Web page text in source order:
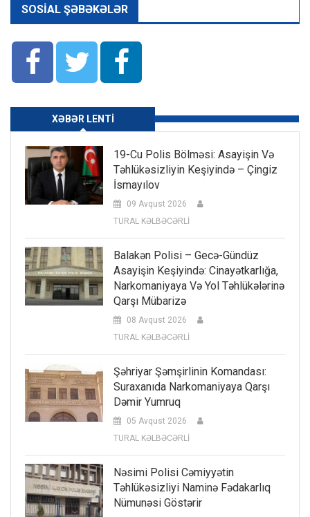
SOSIAL ŞƏBƏKƏLƏR
XƏBƏR LENTI
19-Cu Polis Bölməsi: Asayişin Və
Təhlükəsizliyin Keşiyində – Çingiz
İsmayılov
09 Avqust 2026
TURAL KƏLBƏCƏRLİ
Balakən Polisi – Gecə-Gündüz
Asayişin Keşiyində: Cinayətkarlığa,
Narkomaniyaya Və Yol Təhlükələrinə
Qarşı Mübarizə
08 Avqust 2026
TURAL KƏLBƏCƏRLİ
Şəhriyar Şəmşirlinin Komandası:
Suraxanıda Narkomaniyaya Qarşı
Dəmir Yumruq
05 Avqust 2026
TURAL KƏLBƏCƏRLİ
Nəsimi Polisi Cəmiyyətin
Təhlükəsizliyi Naminə Fədakarlıq
Nümunəsi Göstərir